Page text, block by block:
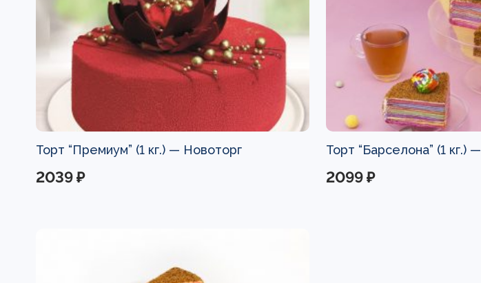
Торт “Премиум” (1 кг.) — Новоторг
2039 ₽
Торт “Барселона” (1 кг.) —
2099 ₽